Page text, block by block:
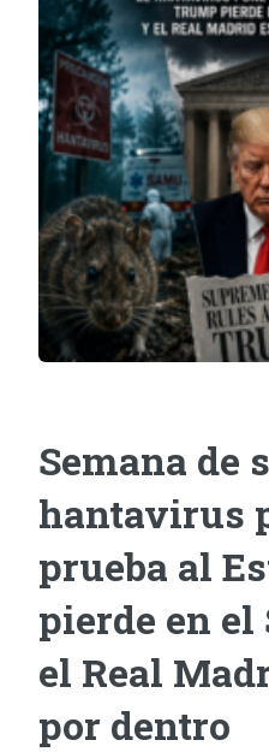
Semana de
hantavirus
prueba al
pierde en
el Real
por dentro